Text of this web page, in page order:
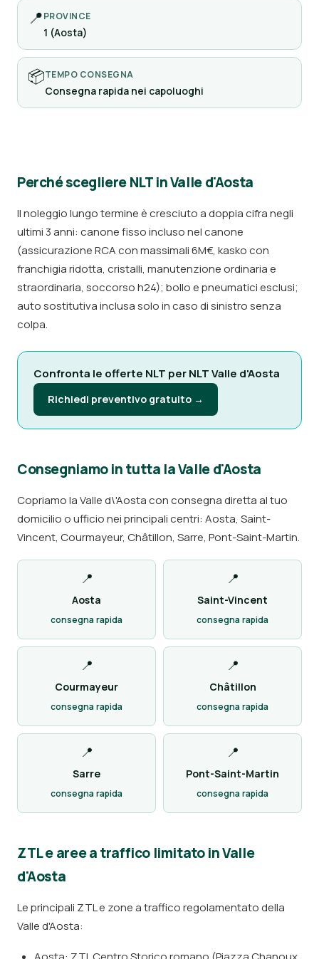
📍PROVINCE
1 (Aosta)
📦TEMPO CONSEGNA
Consegna rapida nei capoluoghi
Perché scegliere NLT in Valle d'Aosta
Il noleggio lungo termine è cresciuto a doppia cifra negli
ultimi 3 anni: canone fisso incluso nel canone
(assicurazione RCA con massimali 6M€, kasko con
franchigia ridotta, cristalli, manutenzione ordinaria e
straordinaria, soccorso h24); bollo e pneumatici esclusi;
auto sostitutiva inclusa solo in caso di sinistro senza
colpa.
Confronta le offerte NLT per NLT Valle d'Aosta
Richiedi preventivo gratuito →
Consegniamo in tutta la Valle d'Aosta
Copriamo la Valle d\'Aosta con consegna diretta al tuo
domicilio o ufficio nei principali centri: Aosta, Saint-
Vincent, Courmayeur, Châtillon, Sarre, Pont-Saint-Martin.
📍
Aosta
consegna rapida
📍
Saint-Vincent
consegna rapida
📍
Courmayeur
consegna rapida
📍
Châtillon
consegna rapida
📍
Sarre
consegna rapida
📍
Pont-Saint-Martin
consegna rapida
ZTL e aree a traffico limitato in Valle
d'Aosta
Le principali ZTL e zone a traffico regolamentato della
Valle d'Aosta: